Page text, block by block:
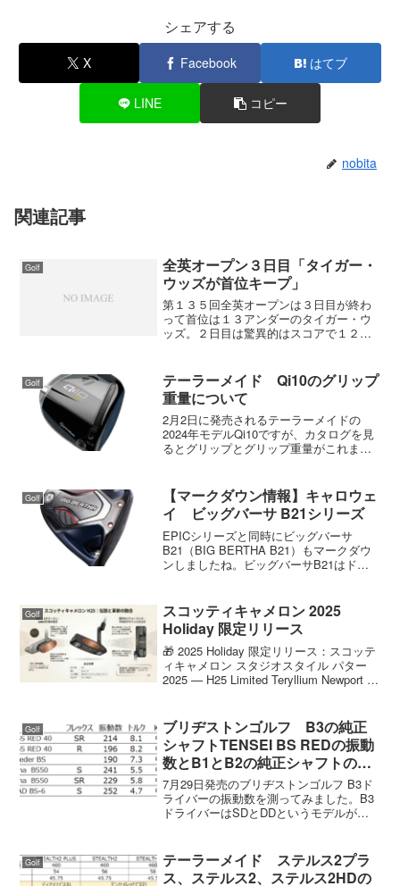
シェアする
X Facebook はてブ
LINE コピー
nobita
関連記事
Golf
全英オープン３日目「タイガー・
ウッズが首位キープ」
第１３５回全英オープンは３日目が終わ
って首位は１３アンダーのタイガー・ウ
ッズ。２日目は驚異的はスコアで１２ア
し、追い上げる選手も届かずにタイガ
ー・ウッズが首位をキープ。...
Golf
テーラーメイド Qi10のグリップ
重量について
2月2日に発売されるテーラーメイドの
2024年モデルQi10ですが、カタログを見
るとグリップとグリップ重量がこれまで
このところテーラーメイドの純正グリッ
プはラムキンでし...
Golf
【マークダウン情報】キャロウェ
イ ビッグバーサ B21シリーズ
EPICシリーズと同時にビッグバーサ
B21（BIG BERTHA B21）もマークダウ
ンしましたね。ビッグバーサB21はドロ
ドローバイアス系ですが、重量が...
Golf
スコッティキャメロン 2025
Holiday 限定リリース
🎁 2025 Holiday 限定リリース：スコッテ
ィキャメロン スタジオスタイル パター
2025 — H25 Limited Teryllium Newport 2
Golf
ブリヂストンゴルフ B3の純正
シャフトTENSEI BS REDの振動
数とB1とB2の純正シャフトの振
動数
7月29日発売のブリヂストンゴルフ B3ド
ライバーの振動数を測ってみました。B3
ドライバーはSDとDDというモデルがあ
ンゴルフもTENSEIブランドを装着...
Golf
テーラーメイド ステルス2プラ
ス、ステルス2、ステルス2HDの